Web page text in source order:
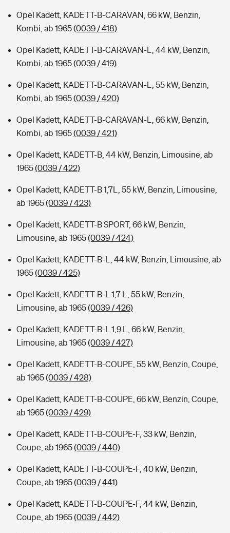
Opel Kadett, KADETT-B-CARAVAN, 66 kW, Benzin,
Kombi, ab 1965(0039 / 418)
Opel Kadett, KADETT-B-CARAVAN-L, 44 kW, Benzin,
Kombi, ab 1965(0039 / 419)
Opel Kadett, KADETT-B-CARAVAN-L, 55 kW, Benzin,
Kombi, ab 1965(0039 / 420)
Opel Kadett, KADETT-B-CARAVAN-L, 66 kW, Benzin,
Kombi, ab 1965(0039 / 421)
Opel Kadett, KADETT-B, 44 kW, Benzin, Limousine, ab
1965(0039 / 422)
Opel Kadett, KADETT-B 1,7L, 55 kW, Benzin, Limousine,
ab 1965(0039 / 423)
Opel Kadett, KADETT-B SPORT, 66 kW, Benzin,
Limousine, ab 1965(0039 / 424)
Opel Kadett, KADETT-B-L, 44 kW, Benzin, Limousine, ab
1965(0039 / 425)
Opel Kadett, KADETT-B-L 1,7 L, 55 kW, Benzin,
Limousine, ab 1965(0039 / 426)
Opel Kadett, KADETT-B-L 1,9 L, 66 kW, Benzin,
Limousine, ab 1965(0039 / 427)
Opel Kadett, KADETT-B-COUPE, 55 kW, Benzin, Coupe,
ab 1965(0039 / 428)
Opel Kadett, KADETT-B-COUPE, 66 kW, Benzin, Coupe,
ab 1965(0039 / 429)
Opel Kadett, KADETT-B-COUPE-F, 33 kW, Benzin,
Coupe, ab 1965(0039 / 440)
Opel Kadett, KADETT-B-COUPE-F, 40 kW, Benzin,
Coupe, ab 1965(0039 / 441)
Opel Kadett, KADETT-B-COUPE-F, 44 kW, Benzin,
Coupe, ab 1965(0039 / 442)